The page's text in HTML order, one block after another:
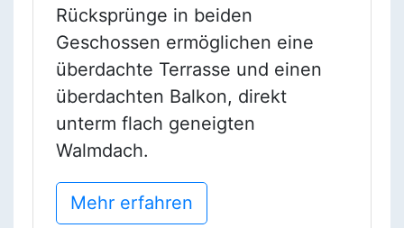
Rücksprünge in beiden
Geschossen ermöglichen eine
überdachte Terrasse und einen
überdachten Balkon, direkt
unterm flach geneigten
Walmdach.
Mehr erfahren